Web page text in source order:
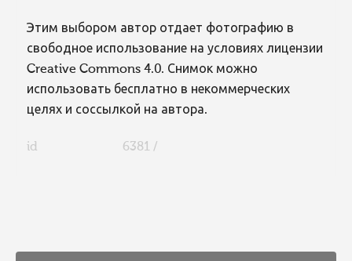
Этим выбором автор отдает фотографию в
свободное использование на условиях лицензии
Creative Commons 4.0. Снимок можно
использовать бесплатно в некоммерческих
целях и соссылкой на автора.
id 6381 /